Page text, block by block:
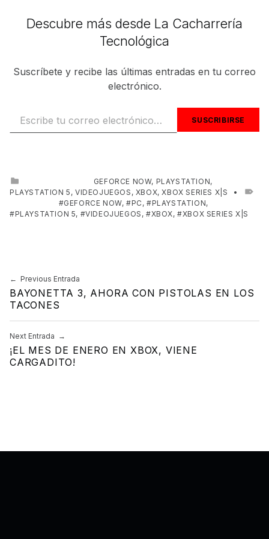
Descubre más desde La Cacharrería
Tecnológica
Suscríbete y recibe las últimas entradas en tu correo
electrónico.
SUSCRIBIRSE
GEFORCE NOW, PLAYSTATION,
PLAYSTATION 5 ,VIDEOJUEGOS , XBOX,XBOX SERIES X|S
GEFORCE NOW, PC , PLAYSTATION,
PLAYSTATION 5, VIDEOJUEGOS , XBOX, XBOX SERIES X|S
Navegación de entradas Previous Entrada
BAYONETTA 3, AHORA CON PISTOLAS EN LOS
TACONES
Next Entrada
¡EL MES DE ENERO EN XBOX, VIENE
CARGADITO!